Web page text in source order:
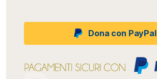
Dona con PayPal